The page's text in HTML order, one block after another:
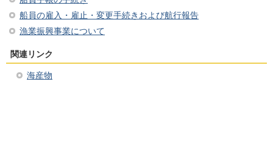
船員の雇入・雇止・変更手続きおよび航行報告
漁業振興事業について
関連リンク
海産物